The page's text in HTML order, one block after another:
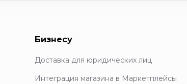
Бизнесу
Доставка для юридических лиц
Интеграция магазина в Маркетплейсы